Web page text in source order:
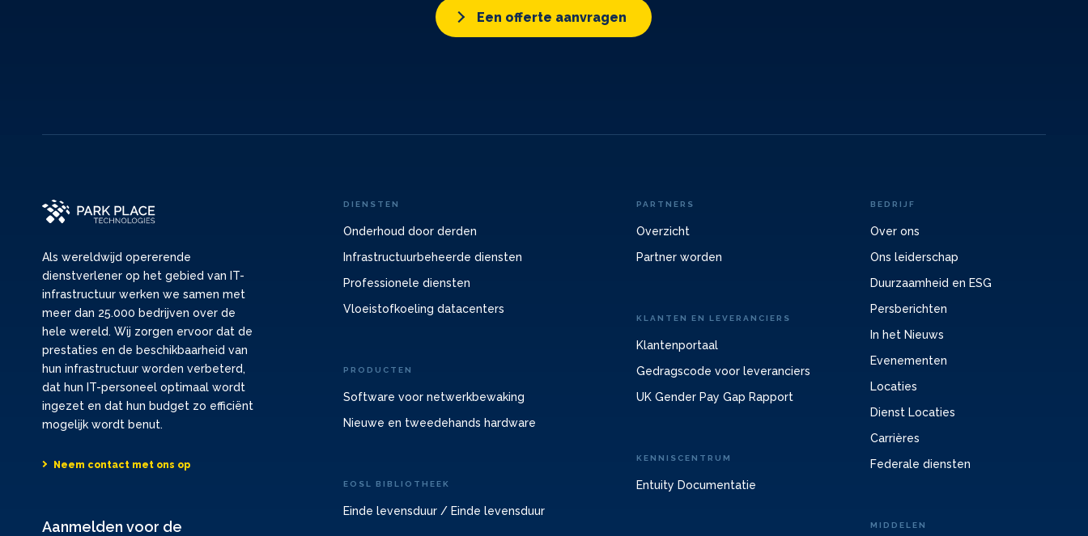
Een offerte aanvragen
Als wereldwijd opererende
dienstverlener op het gebied van IT-
infrastructuur werken we samen met
meer dan 25.000 bedrijven over de
hele wereld. Wij zorgen ervoor dat de
prestaties en de beschikbaarheid van
hun infrastructuur worden verbeterd,
dat hun IT-personeel optimaal wordt
ingezet en dat hun budget zo efficiënt
mogelijk wordt benut.
Neem contact met ons op
Aanmelden voor de
DIENSTEN
Onderhoud door derden
Infrastructuurbeheerde diensten
Professionele diensten
Vloeistofkoeling datacenters
PRODUCTEN
Software voor netwerkbewaking
Nieuwe en tweedehands hardware
EOSL BIBLIOTHEEK
Einde levensduur / Einde levensduur
PARTNERS
Overzicht
Partner worden
KLANTEN EN LEVERANCIERS
Klantenportaal
Gedragscode voor leveranciers
UK Gender Pay Gap Rapport
KENNISCENTRUM
Entuity Documentatie
BEDRIJF
Over ons
Ons leiderschap
Duurzaamheid en ESG
Persberichten
In het Nieuws
Evenementen
Locaties
Dienst Locaties
Carrières
Federale diensten
MIDDELEN